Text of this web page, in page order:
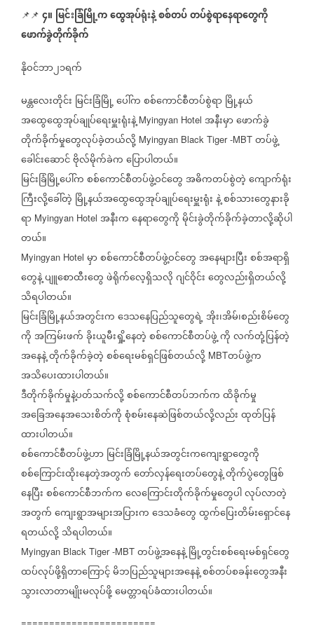
📌📌 ၄။ မြင်းခြံမြို့ကထွေအုပ်ရုံးနဲ့စစ်တပ်တပ်စွဲရာနေရာတွေကို
ဖောက်ခွဲတိုက်ခိုက်
နိုဝင်ဘာ၂၁ရက်
မန္တလေးတိုင်း မြင်းခြံမြို့ပေါ်ကစစ်ကောင်စီတပ်စွဲရာမြို့နယ်
အထွေထွေအုပ်ချုပ်ရေးမှူးရုံးနဲ့ Myingyan Hotel အနီးမှာဖောက်ခွဲ
တိုက်ခိုက်မှုတွေလုပ်ခဲ့တယ်လို့ Myingyan Black Tiger -MBT တပ်ဖွဲ့
ခေါင်းဆောင်ဗိုလ်မိုက်ခဲကပြောပါတယ်။
မြင်းခြံမြို့ပေါ်ကစစ်ကောင်စီတပ်ဖွဲ့ဝင်တွေအဓိကတပ်စွဲတဲ့ကျောက်ရုံး
ကြီးလို့ခေါ်တဲ့ မြို့နယ်အထွေထွေအုပ်ချုပ်ရေးမှူးရုံးနဲ့စစ်သားတွေနားခို
ရာ Myingyan Hotel အနီးကနေရာတွေကိုမိုင်းခွဲတိုက်ခိုက်ခဲ့တာလို့ဆိုပါ
တယ်။
Myingyan Hotel မှာစစ်ကောင်စီတပ်ဖွဲ့ဝင်တွေအနေများပြီးစစ်အရာရှိ
တွေနဲ့ပျူစောထီးတွေဖဲရိုက်လေ့ရှိသလိုဂျင်ဝိုင်းတွေလည်းရှိတယ်လို့
သိရပါတယ်။
မြင်းခြံမြို့နယ်အတွင်းကဒေသနေပြည်သူတွေရဲ့အိုး၊အိမ်၊စည်းစိမ်တွေ
ကိုအကြမ်းဖက်ခိုးယူမီးရှို့နေတဲ့စစ်ကောင်စီတပ်ဖွဲ့ကိုလက်တုံ့ပြန်တဲ့
အနေနဲ့တိုက်ခိုက်ခဲ့တဲ့စစ်ရေးမစ်ရှင်ဖြစ်တယ်လို့ MBTတပ်ဖွဲ့က
အသိပေးထားပါတယ်။
ဒီတိုက်ခိုက်မှုနဲ့ပတ်သက်လို့စစ်ကောင်စီတပ်ဘက်ကထိခိုက်မှု
အခြေအနေအသေးစိတ်ကိုစုံစမ်းနေဆဲဖြစ်တယ်လို့လည်းထုတ်ပြန်
ထားပါတယ်။
စစ်ကောင်စီတပ်ဖွဲ့ဟာမြင်းခြံမြို့နယ်အတွင်းကကျေးရွာတွေကို
စစ်ကြောင်းထိုးနေတဲ့အတွက်တော်လှန်ရေးတပ်တွေနဲ့တိုက်ပွဲတွေဖြစ်
နေပြီးစစ်ကောင်စီဘက်ကလေကြောင်းတိုက်ခိုက်မှုတွေပါလုပ်လာတဲ့
အတွက်ကျေးရွာအများအပြားကဒေသခံတွေထွက်ပြေးတိမ်းရှောင်နေ
ရတယ်လို့သိရပါတယ်။
Myingyan Black Tiger -MBT တပ်ဖွဲ့အနေနဲ့မြို့တွင်းစစ်ရေးမစ်ရှင်တွေ
ထပ်လုပ်ဖို့ရှိတာကြောင့်မိဘပြည်သူများအနေနဲ့စစ်တပ်စခန်းတွေအနီး
သွားလာတာမျိုးမလုပ်ဖို့မေတ္တာရပ်ခံထားပါတယ်။
========================